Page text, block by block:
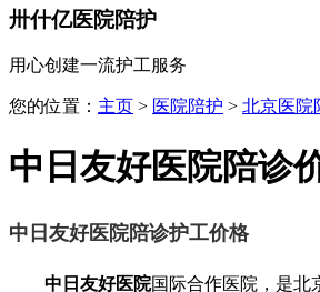
卅什亿医院陪护
用心创建一流护工服务
您的位置： 主页 > 医院陪护 > 北京医院
中日友好医院陪诊
中日友好医院陪诊护工价格
中日友好医院国际合作医院，是北